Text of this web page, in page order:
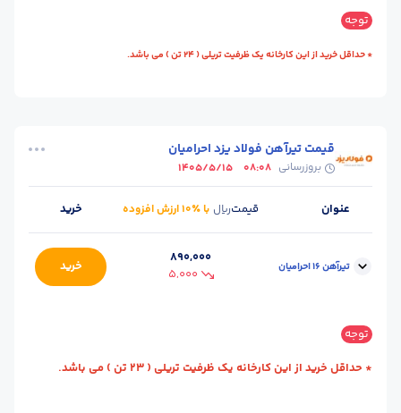
سایز :
توجه
* حداقل خرید از این کارخانه یک ظرفیت تریلی ( 24 تن ) می باشد.
قیمت تیرآهن فولاد یزد احرامیان
بروزرسانی 08:08
1405/5/15
عنوان قیمتریال با ٪۱۰ ارزش افزوده خرید
تیرآهن 16 احرامیان
890,000
5,000
خرید
سایز :
توجه
* حداقل خرید از این کارخانه یک ظرفیت تریلی ( 23 تن ) می باشد.